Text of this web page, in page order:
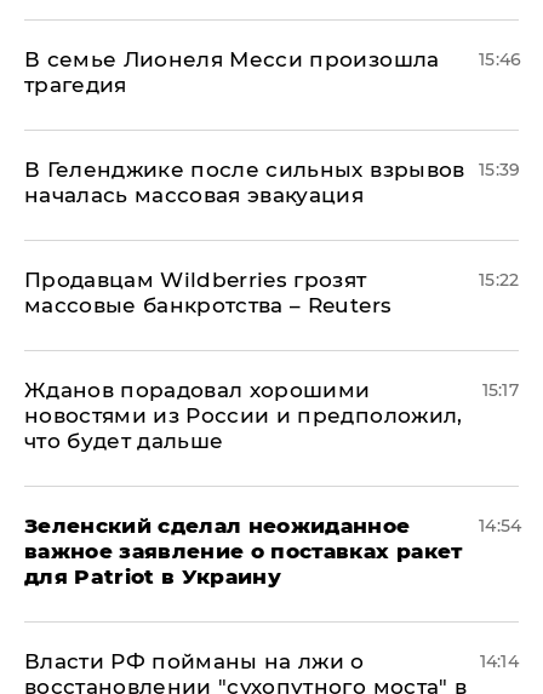
В семье Лионеля Месси произошла
трагедия
15:46
В Геленджике после сильных взрывов
началась массовая эвакуация
15:39
Продавцам Wildberries грозят
массовые банкротства – Reuters
15:22
Жданов порадовал хорошими
новостями из России и предположил,
что будет дальше
15:17
Зеленский сделал неожиданное
важное заявление о поставках ракет
для Patriot в Украину
14:54
Власти РФ пойманы на лжи о
восстановлении "сухопутного моста" в
14:14